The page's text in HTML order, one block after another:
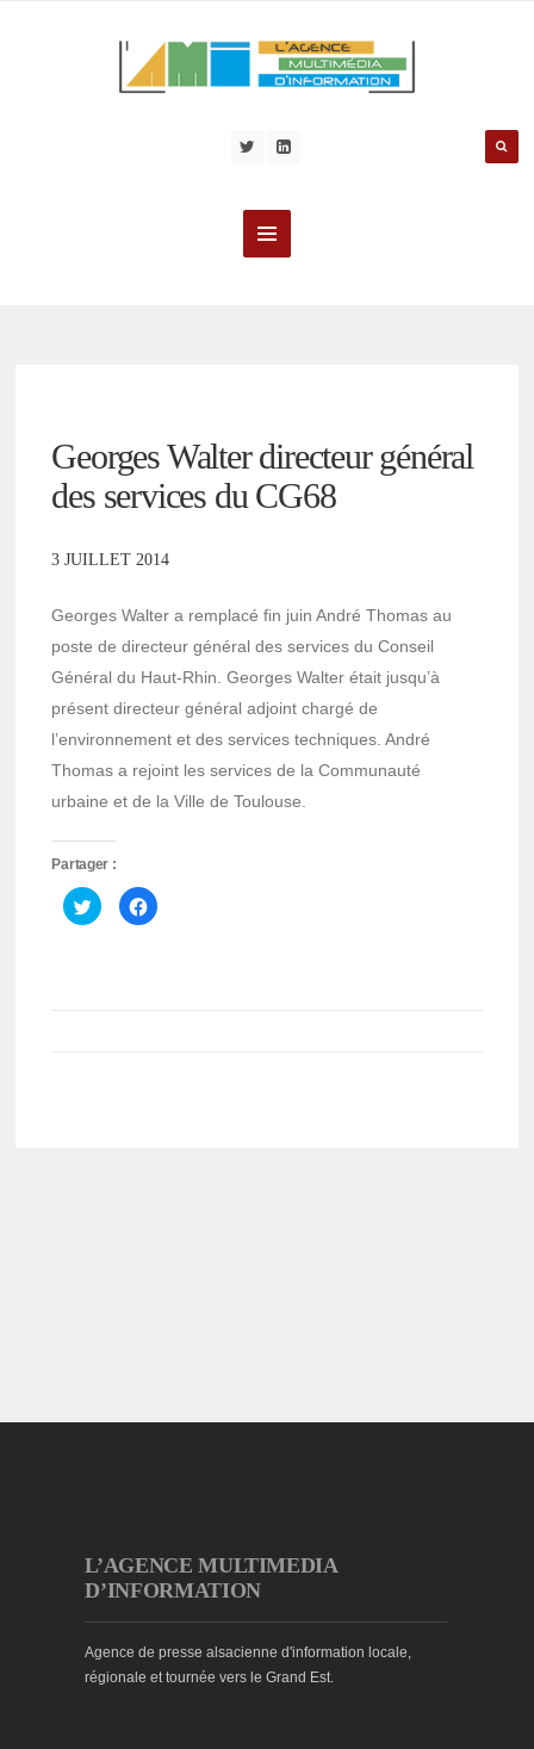
Georges Walter directeur général
des services du CG68
3 JUILLET 2014
Georges Walter a remplacé fin juin André Thomas au
poste de directeur général des services du Conseil
Général du Haut-Rhin. Georges Walter était jusqu’à
présent directeur général adjoint chargé de
l’environnement et des services techniques. André
Thomas a rejoint les services de la Communauté
urbaine et de la Ville de Toulouse.
Partager :
Cliquez
pour
partager
Cliquez
pour
L’AGENCE MULTIMEDIA
D’INFORMATION
Agence de presse alsacienne d'information locale,
régionale et tournée vers le Grand Est.